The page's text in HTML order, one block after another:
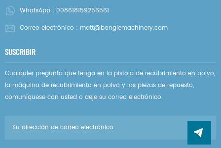
WhatsApp : 008618159256561
Correo electrónico : matt@banglemachinery.com
SUSCRIBIR
Cualquier pregunta que tenga en la pistola de recubrimiento en polvo,
la máquina de recubrimiento en polvo y las piezas de repuesto,
comuníquese con usted o deje su correo electrónico.